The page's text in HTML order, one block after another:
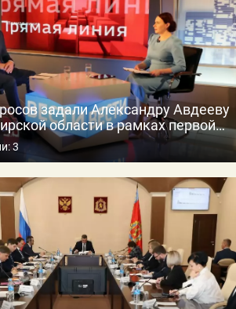
задали Александру Авдееву
области в рамках первой
главы региона
3